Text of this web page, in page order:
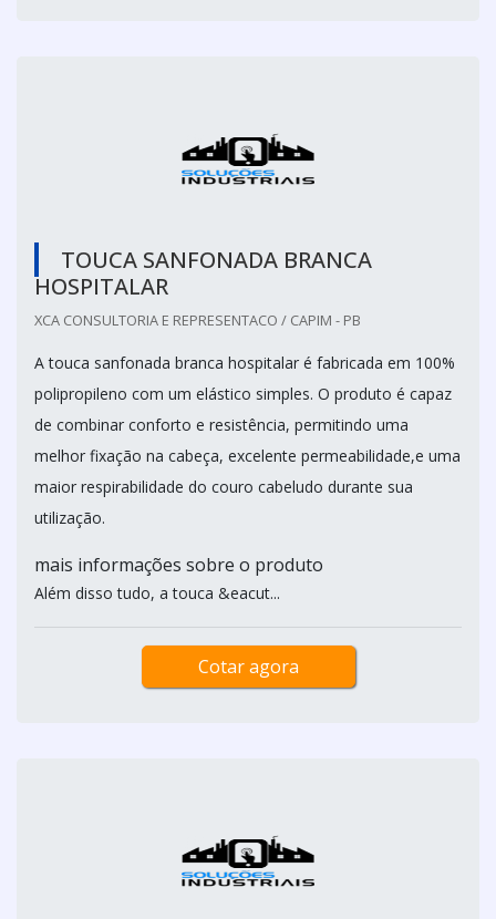
TOUCA SANFONADA BRANCA
HOSPITALAR
XCA CONSULTORIA E REPRESENTACO / CAPIM - PB
A touca sanfonada branca hospitalar é fabricada em 100%
polipropileno com um elástico simples. O produto é capaz
de combinar conforto e resistência, permitindo uma
melhor fixação na cabeça, excelente permeabilidade,e uma
maior respirabilidade do couro cabeludo durante sua
utilização.
mais informações sobre o produto
Além disso tudo, a touca &eacut...
Cotar agora